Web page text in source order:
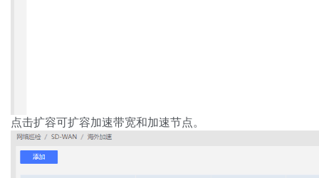
点击扩容可扩容加速带宽和加速节点。